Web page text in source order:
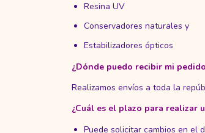
Resina UV
Conservadores naturales y
Estabilizadores ópticos
¿Dónde puedo recibir mi
Realizamos envíos a toda la
¿Cuál es el plazo para realizar
Puede solicitar cambios en el